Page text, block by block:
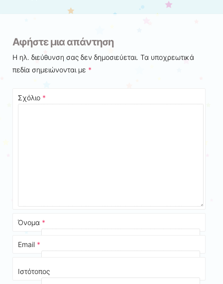
Αφήστε μια απάντηση
Η ηλ. διεύθυνση σας δεν δημοσιεύεται. Τα υποχρεωτικά
πεδία σημειώνονται με *
Σχόλιο *
Όνομα *
Email *
Ιστότοπος